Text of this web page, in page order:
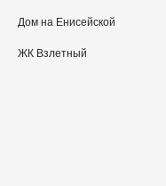
Дом на Енисейской
ЖК Взлетный